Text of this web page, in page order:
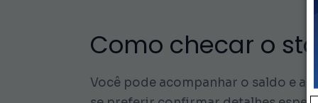
Como checar o
Você pode acompanhar o saldo e